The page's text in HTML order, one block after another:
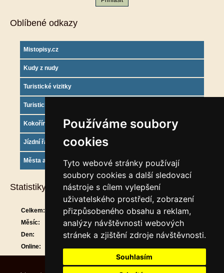
Používáme soubory
cookies
Tyto webové stránky používají
soubory cookies a další sledovací
nástroje s cílem vylepšení
uživatelského prostředí, zobrazení
přizpůsobeného obsahu a reklam,
analýzy návštěvnosti webových
stránek a zjištění zdroje návštěvnosti.
Souhlasím
Oblíbené odkazy
Mistopisy.cz
Kudy z nudy
Turistické vizitky
Turistický deník
Kokořínsko info
Jízdní řády
Města a obce
Statistiky
Online:
Celkem:
909563
Měsíc:
29512
Den: